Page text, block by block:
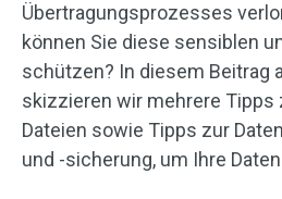
Übertragungsprozesses
können Sie diese sensiblen
schützen? In diesem Beitrag
skizzieren wir mehrere Tipps
Dateien sowie Tipps zur
und -sicherung, um Ihre